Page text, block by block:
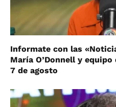
Informate con las
María O’Donnell y
7 de agosto